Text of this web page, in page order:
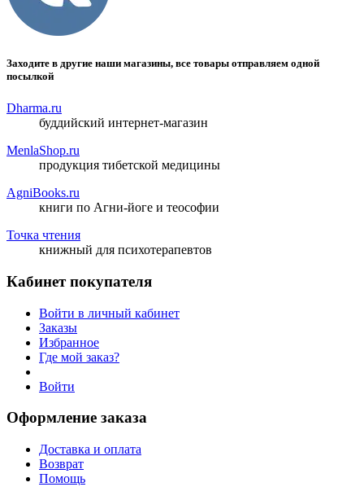
Заходите в другие наши магазины, все товары отправляем одной
посылкой
Dharma.ru
буддийский интернет-магазин
MenlaShop.ru
продукция тибетской медицины
AgniBooks.ru
книги по Агни-йоге и теософии
Точка чтения
книжный для психотерапевтов
Кабинет покупателя
Войти в личный кабинет
Заказы
Избранное
Где мой заказ?
Войти
Оформление заказа
Доставка и оплата
Возврат
Помощь